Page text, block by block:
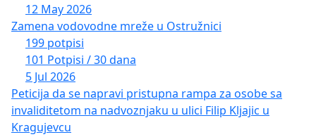
12 May 2026
Zamena vodovodne mreže u Ostružnici
199 potpisi
101 Potpisi / 30 dana
5 Jul 2026
Peticija da se napravi pristupna rampa za osobe sa
invaliditetom na nadvoznjaku u ulici Filip Kljajic u
Kragujevcu